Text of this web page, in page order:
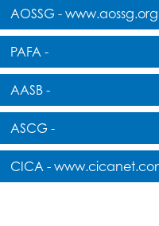
AOSSG - www.aossg.org
PAFA -
AASB -
ASCG -
CICA -